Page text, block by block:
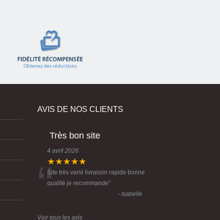
AVIS DE NOS CLIENTS
Très bon site
4 avril 2026
★★★★★
“Site très varié livraison rapide bonne
qualité je recommande”
- Isabelle
Voir tous les avis